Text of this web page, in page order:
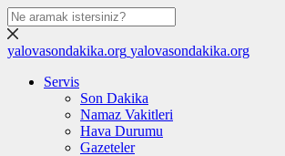
yalovasondakika.org yalovasondakika.org
Servis
Son Dakika
Namaz Vakitleri
Hava Durumu
Gazeteler